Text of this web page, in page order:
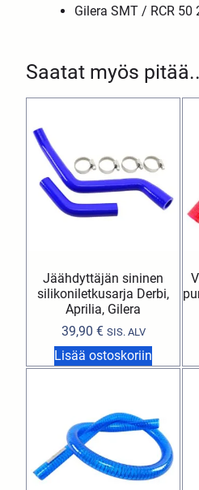
Saatat myös
Jäähdyttäjän sininen
silikoniletkusarja Derbi,
Aprilia, Gilera
39,90 € SIS. ALV
Lisää ostoskoriin
Gilera SMT / RCR 50